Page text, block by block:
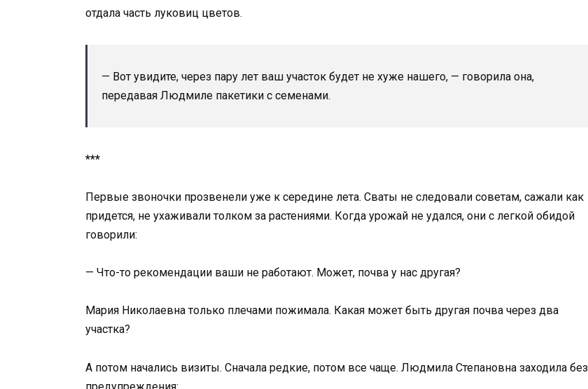
отдала часть луковиц цветов.
— Вот увидите, через пару лет ваш участок будет не хуже нашего, — говорила она,
передавая Людмиле пакетики с семенами.
***
Первые звоночки прозвенели уже к середине лета. Сваты не следовали советам, сажали как
придется, не ухаживали толком за растениями. Когда урожай не удался, они с легкой обидой
говорили:
— Что-то рекомендации ваши не работают. Может, почва у нас другая?
Мария Николаевна только плечами пожимала. Какая может быть другая почва через два
участка?
А потом начались визиты. Сначала редкие, потом все чаще. Людмила Степановна заходила без
предупреждения: